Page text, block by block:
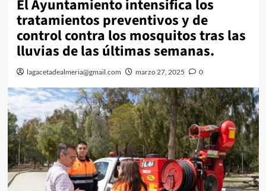
El Ayuntamiento intensifica los
tratamientos preventivos y de
control contra los mosquitos tras las
lluvias de las últimas semanas.
lagacetadealmeria@gmail.com marzo 27, 2025 0